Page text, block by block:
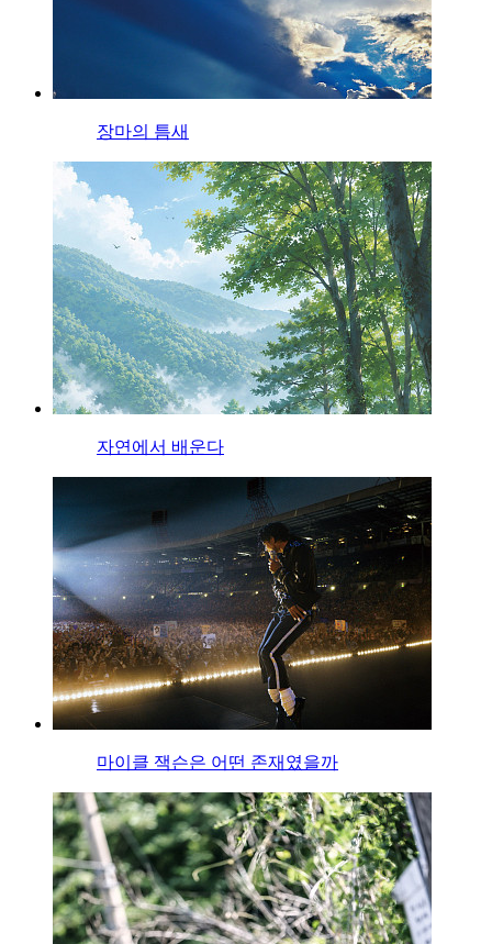
장마의 틈새
자연에서 배운다
마이클 잭슨은 어떤 존재였을까